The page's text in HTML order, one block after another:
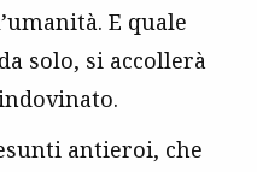
E quale
solo, si accollerà
antieroi, che